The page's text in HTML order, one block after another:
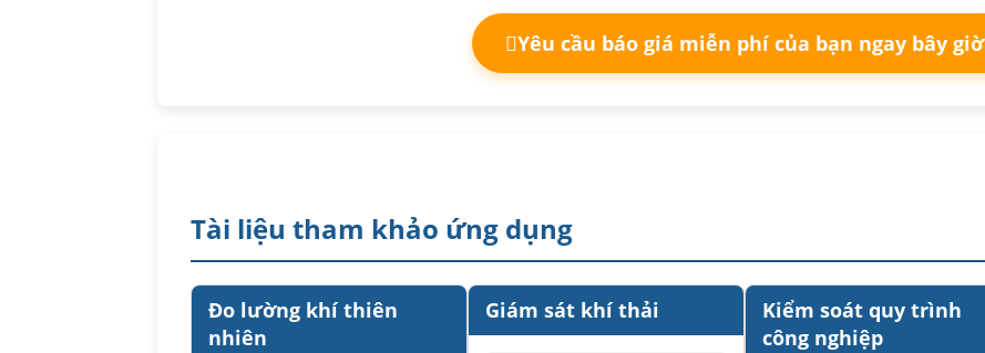
Yêu cầu báo giá miễn phí của bạn ngay bây giờ
Tài liệu tham khảo ứng dụng
Đo lường khí thiên
nhiên
Giám sát khí thải
Kiểm soát quy trình
công nghiệp